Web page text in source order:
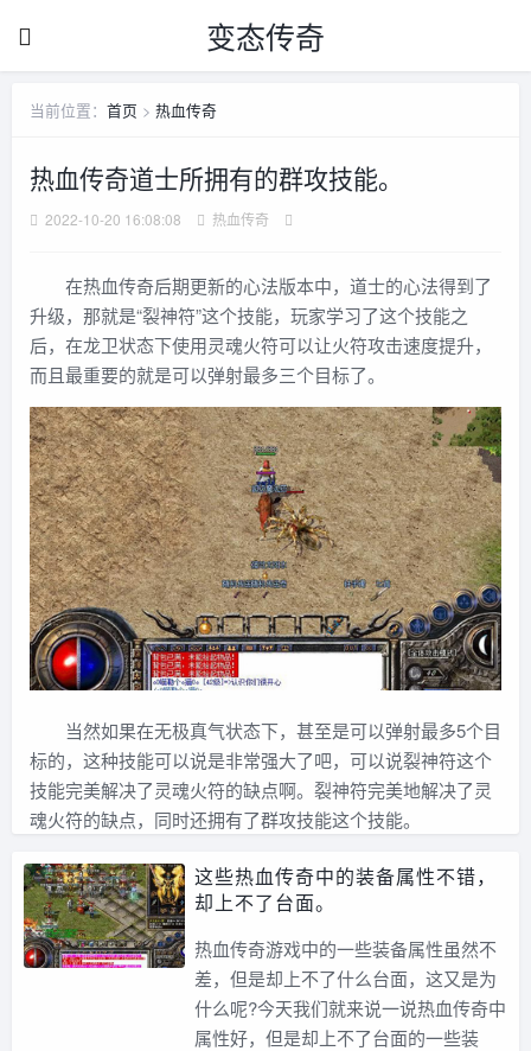
变态传奇
当前位置： 首页 > 热血传奇
热血传奇道士所拥有的群攻技能。
2022-10-20 16:08:08 热血传奇
在热血传奇后期更新的心法版本中，道士的心法得到了
升级，那就是“裂神符”这个技能，玩家学习了这个技能之
后，在龙卫状态下使用灵魂火符可以让火符攻击速度提升，
而且最重要的就是可以弹射最多三个目标了。
当然如果在无极真气状态下，甚至是可以弹射最多5个目
标的，这种技能可以说是非常强大了吧，可以说裂神符这个
技能完美解决了灵魂火符的缺点啊。裂神符完美地解决了灵
魂火符的缺点，同时还拥有了群攻技能这个技能。
这些热血传奇中的装备属性不错，
却上不了台面。
热血传奇游戏中的一些装备属性虽然不
差，但是却上不了什么台面，这又是为
什么呢?今天我们就来说一说热血传奇中
属性好，但是却上不了台面的一些装